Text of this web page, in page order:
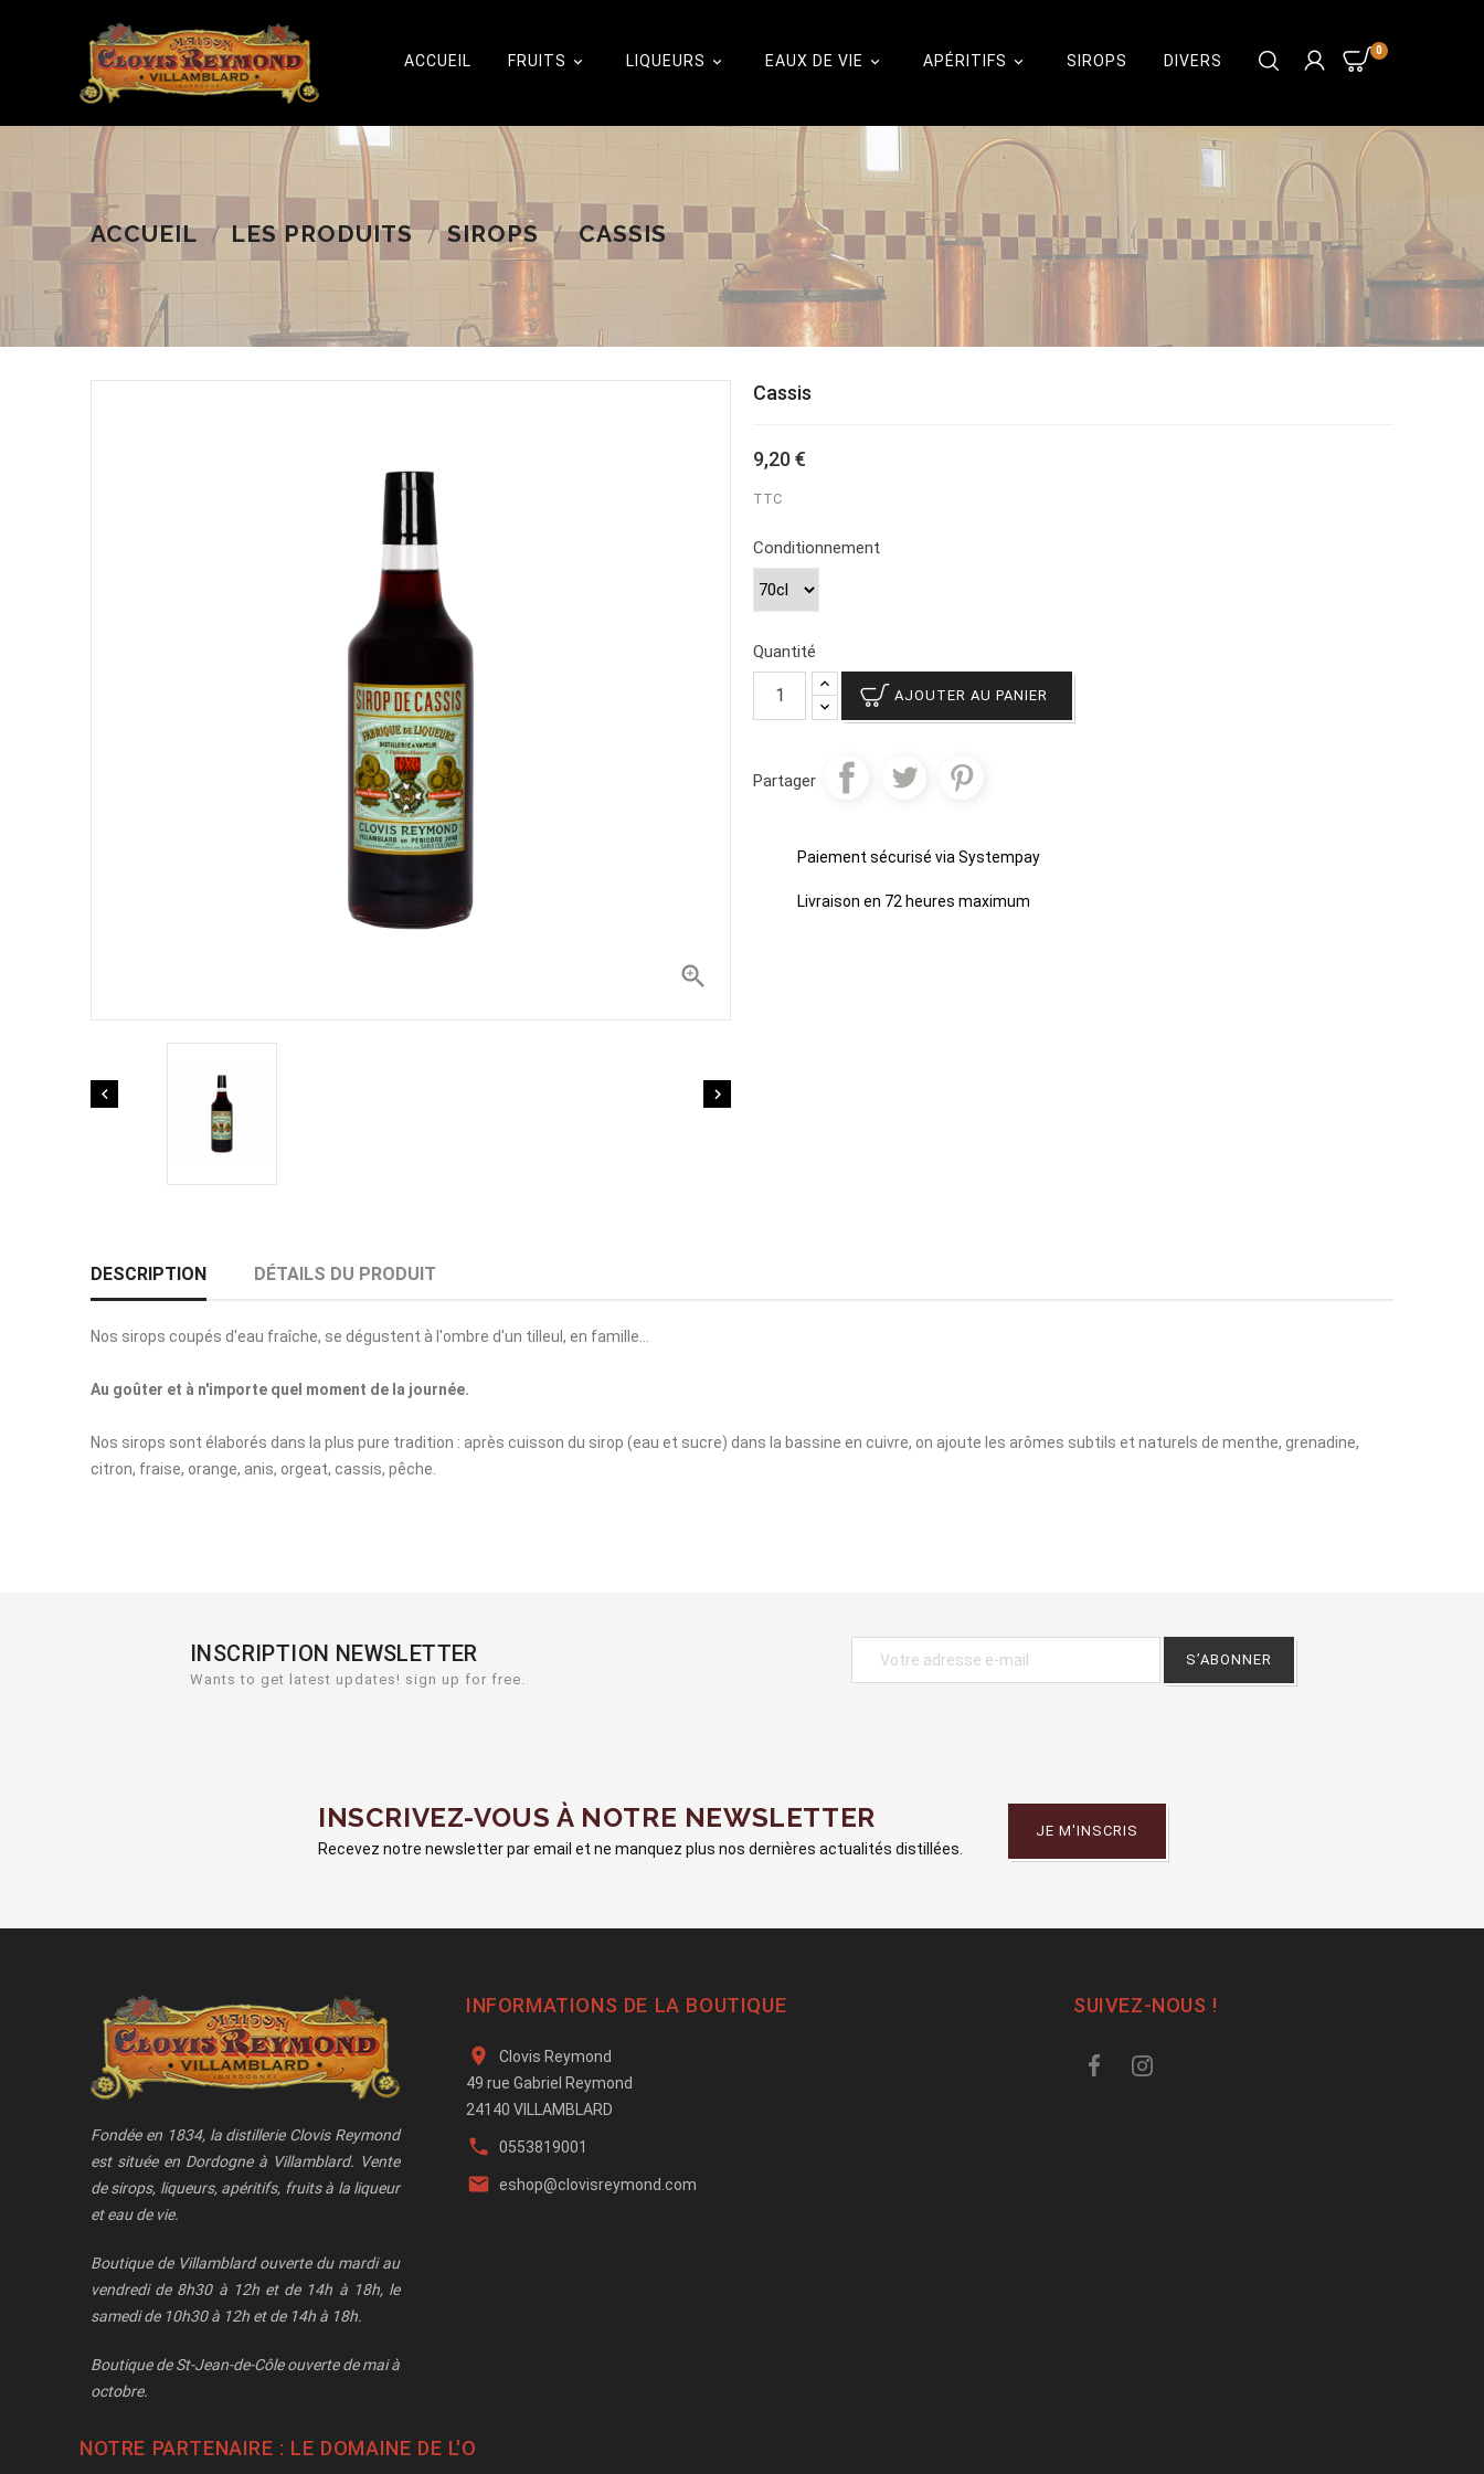
0
ACCUEIL 
FRUITS 
LIQUEURS 
EAUX DE VIE 
APÉRITIFS SIROPS DIVERS
ACCUEIL LES PRODUITS SIROPS CASSIS

 
Cassis
9,20 €
TTC
Conditionnement
Quantité
AJOUTER AU PANIER
Partager
Paiement sécurisé via Systempay
Livraison en 72 heures maximum
DESCRIPTION DÉTAILS DU PRODUIT
Nos sirops coupés d'eau fraîche, se dégustent à l'ombre d'un tilleul, en famille...
Au goûter et à n'importe quel moment de la journée.
Nos sirops sont élaborés dans la plus pure tradition : après cuisson du sirop (eau et sucre) dans la bassine en cuivre, on ajoute les arômes subtils et naturels de menthe, grenadine,
citron, fraise, orange, anis, orgeat, cassis, pêche.
INSCRIPTION NEWSLETTER
Wants to get latest updates! sign up for free.
INSCRIVEZ-VOUS À NOTRE NEWSLETTER
Recevez notre newsletter par email et ne manquez plus nos dernières actualités distillées.
JE M'INSCRIS
Fondée en 1834, la distillerie Clovis Reymond
est située en Dordogne à Villamblard. Vente
de sirops, liqueurs, apéritifs, fruits à la liqueur
et eau de vie.
Boutique de Villamblard ouverte du mardi au
vendredi de 8h30 à 12h et de 14h à 18h, le
samedi de 10h30 à 12h et de 14h à 18h.
Boutique de St-Jean-de-Côle ouverte de mai à
octobre.
INFORMATIONS DE LA BOUTIQUE

Clovis Reymond
49 rue Gabriel Reymond
24140 VILLAMBLARD
 0553819001
 eshop@clovisreymond.com
SUIVEZ-NOUS !
NOTRE PARTENAIRE : LE DOMAINE DE L'O